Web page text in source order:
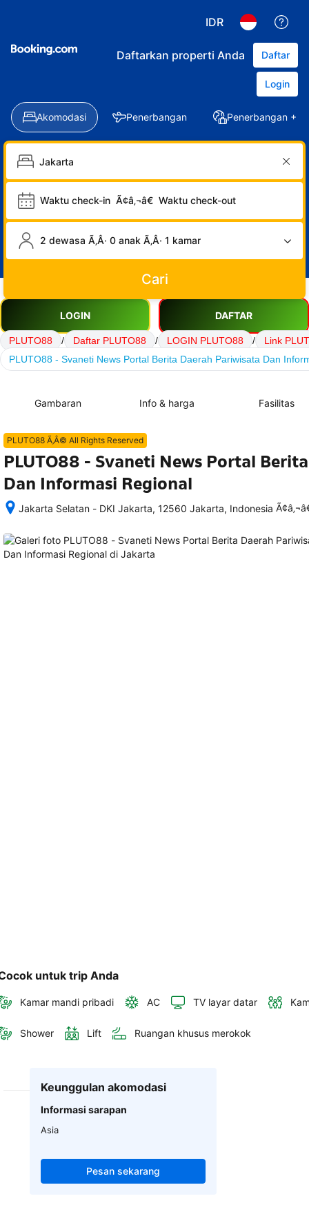
IDR
Daftarkan properti Anda Daftar
Login
Akomodasi Penerbangan Penerbangan +
Waktu check-in Ã¢â‚¬â€ Waktu check-out
2 dewasa Ã‚Â· 0 anak Ã‚Â· 1 kamar
Cari
LOGIN DAFTAR
PLUTO88 / Daftar PLUTO88 / LOGIN PLUTO88 /
Link
PLUTO88 - Svaneti News Portal Berita Daerah Pariwisata Dan
Gambaran Info & harga Fasilitas
PLUTO88 Ã‚Â© All Rights Reserved
PLUTO88 - Svaneti News Portal
Dan Informasi Regional
Jakarta Selatan - DKI Jakarta, 12560 Jakarta, Indonesia
memesan,
semua
untuk trip Anda
Kamar mandi pribadi AC TV layar datar
Shower Lift Ruangan khusus merokok
Keunggulan akomodasi
Informasi sarapan
Asia
Pesan sekarang